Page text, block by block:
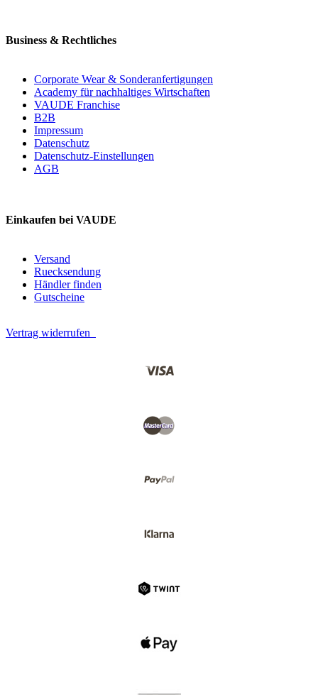
Business & Rechtliches
Corporate Wear & Sonderanfertigungen
Academy für nachhaltiges Wirtschaften
VAUDE Franchise
B2B
Impressum
Datenschutz
Datenschutz-Einstellungen
AGB
Einkaufen bei VAUDE
Versand
Ruecksendung
Händler finden
Gutscheine
Vertrag widerrufen